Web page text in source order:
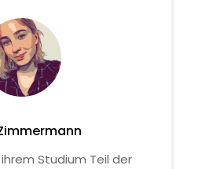
Studium Teil der